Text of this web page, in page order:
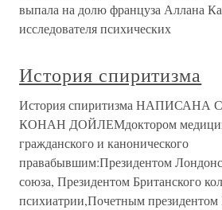
выпала на долю француза Аллана
исследователя психических
История спиритизма
История спиритизма
КОНАН ДОЙЛЕМдоктором
гражданского и канонического
правабывшим:Президентом
союза, Президентом Британского
психиатрии,Почетным